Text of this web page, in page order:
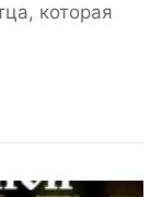
которая